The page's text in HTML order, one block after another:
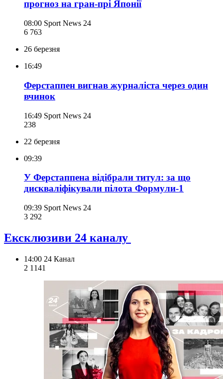
прогноз на гран-прі Японії
08:00 Sport News 24
6 763
26 березня
16:49
Ферстаппен вигнав журналіста через один
вчинок
16:49 Sport News 24
238
22 березня
09:39
У Ферстаппена відібрали титул: за що
дискваліфікували пілота Формули-1
09:39 Sport News 24
3 292
Ексклюзиви 24 каналу
14:00 24 Канал
2 1141